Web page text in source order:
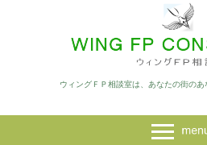
ウィングＦＰ相談室は、あなたの街のあ